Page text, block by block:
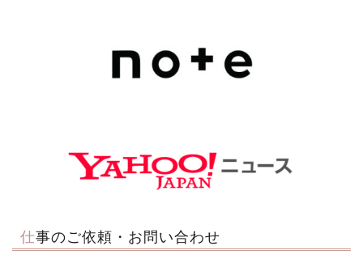
仕事のご依頼・お問い合わせ